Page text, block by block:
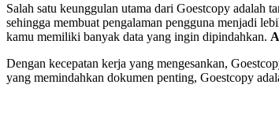
Salah satu keunggulan utama dari Goestcopy adalah
sehingga membuat pengalaman pengguna menjadi
kamu memiliki banyak data yang ingin dipindahkan.
Dengan kecepatan kerja yang mengesankan,
yang memindahkan dokumen penting, Goestcopy